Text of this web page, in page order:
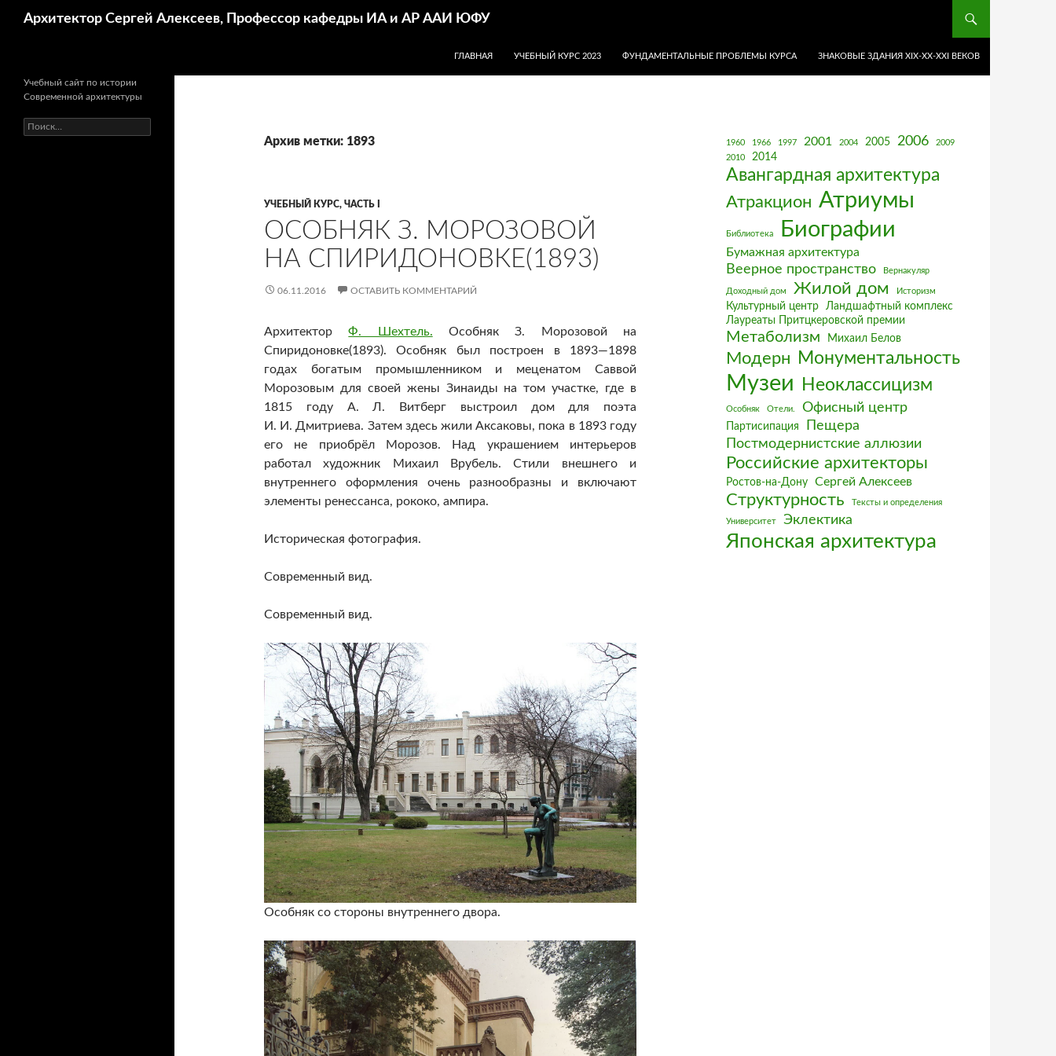
Архитектор Сергей Алексеев, Профессор кафедры ИА и АР ААИ ЮФУ
ГЛАВНАЯ
УЧЕБНЫЙ КУРС 2023 ФУНДАМЕНТАЛЬНЫЕ ПРОБЛЕМЫ КУРСА ЗНАКОВЫЕ ЗДАНИЯ XIX-ХХ-XXI ВЕКОВ
Архив метки: 1893
УЧЕБНЫЙ КУРС, ЧАСТЬ I
ОСОБНЯК З. МОРОЗОВОЙ
НА СПИРИДОНОВКЕ(1893)
06.11.2016 ОСТАВИТЬ КОММЕНТАРИЙ
АрхитекторФ. Шехтель. Особняк З. Морозовой на
Спиридоновке(1893). Особняк был построен в 1893—1898
годах богатым промышленником и меценатом Саввой
Морозовым для своей жены Зинаиды на том участке, где в
1815 году А. Л. Витберг выстроил дом для поэта
И. И. Дмитриева. Затем здесь жили Аксаковы, пока в 1893 году
его не приобрёл Морозов. Над украшением интерьеров
работал художник Михаил Врубель. Стили внешнего и
внутреннего оформления очень разнообразны и включают
элементы ренессанса, рококо, ампира.
Историческая фотография.
Современный вид.
Современный вид.
Особняк со стороны внутреннего двора.
1960 1966 1997 2001 2004 2005 2006
2009
2010
2014
Авангардная архитектура
Атракцион Атриумы
Библиотека Биографии
Бумажная архитектура
Веерное пространство Вернакуляр
Доходный дом Жилой дом Историзм
Культурный центр
Ландшафтный комплекс
Лауреаты Притцкеровской премии
Метаболизм Михаил Белов
Модерн Монументальность
Музеи Неоклассицизм
Особняк Отели. Офисный центр
Партисипация
Пещера
Постмодернистские аллюзии
Российские архитекторы
Ростов-на-Дону Сергей Алексеев
Структурность Тексты и определения
Университет Эклектика
Японская архитектура
Учебный сайт по истории
Современной архитектуры
Найти: